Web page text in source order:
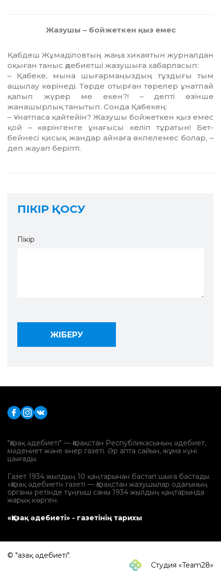
Жазушы – бойжеткен қыз емес
Қабдеш Жұмаділовтың жаңа хикаятын журналдан
оқыған таныс әдебиетші жазушыға хабарласып:
– Қабеке, мына шығармаңыздың тұз­дығы тым
ащылау көрінеді. Төрде отырған төрелер ұнатпай
қалып жүрер ме екен?! – депті өзінше
жанашырлық танытып. Сон­да Қабекең:
– Ұнатпаса қайтейін? Жазушы бойжет­кен қыз емес
қой – көрінгенге ұнағысы келіп тұратын! Бет-
бейнесі қисық жандар айнаға өкпелемес болар, –
деп жауап беріпті.
ПІКІР ҚОСУ
Пікір
"Қазақ әдебиеті" — Қазақстан Республикасының әдебиет,
мәдениет және өнер газеті. Әр апта сайын, жұма күні
шығады.
Газет 1934 жылдың 10 қаңтарынан бастап шыға бастады.
«Қазақ әдебиеті» газеті — Қазақстан жазушылар одағының
органы ретінде тұңғыш саны 1934 жылдың қаңтарында
жарық көрген.
«Қазақ әдебиеті» - газетінің тарихы
© "Қазақ әдебиеті".
Студия «Team28»